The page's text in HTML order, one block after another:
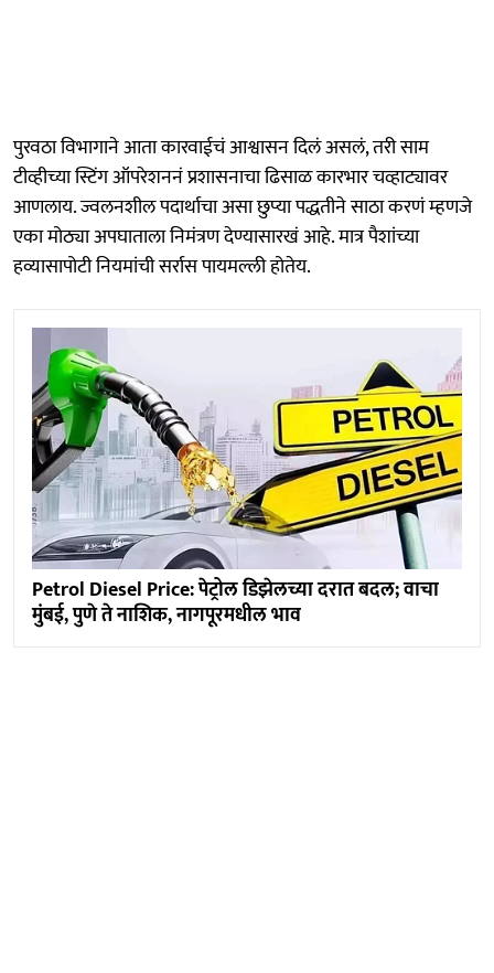
पुरवठा विभागाने आता कारवाईचं आश्वासन दिलं असलं, तरी साम
टीव्हीच्या स्टिंग ऑपरेशननं प्रशासनाचा ढिसाळ कारभार चव्हाट्यावर
आणलाय. ज्वलनशील पदार्थाचा असा छुप्या पद्धतीने साठा करणं म्हणजे
एका मोठ्या अपघाताला निमंत्रण देण्यासारखं आहे. मात्र पैशांच्या
हव्यासापोटी नियमांची सर्रास पायमल्ली होतेय.
Petrol Diesel Price: पेट्रोल डिझेलच्या दरात बदल; वाचा
मुंबई, पुणे ते नाशिक, नागपूरमधील भाव